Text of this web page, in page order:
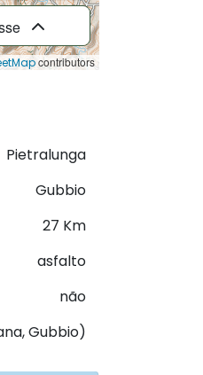
contributors
Pietralunga
Gubbio
27 Km
asfalto
não
Gubbio)